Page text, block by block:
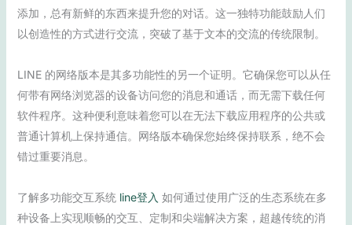
添加，总有新鲜的东西来提升您的对话。这一独特功能鼓励人们
以创造性的方式进行交流，突破了基于文本的交流的传统限制。
LINE 的网络版本是其多功能性的另一个证明。它确保您可以从任
何带有网络浏览器的设备访问您的消息和通话，而无需下载任何
软件程序。这种便利意味着您可以在无法下载应用程序的公共或
普通计算机上保持通信。网络版本确保您始终保持联系，绝不会
错过重要消息。
了解多功能交互系统 line登入 如何通过使用广泛的生态系统在多
种设备上实现顺畅的交互、定制和尖端解决方案，超越传统的消